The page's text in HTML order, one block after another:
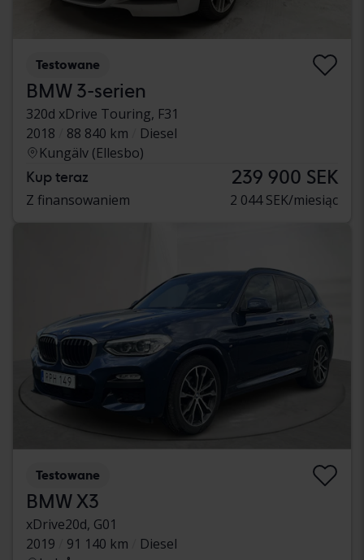
Testowane
BMW 3-serien
320d xDrive Touring, F31
2018
88 840 km
Diesel
Kungälv (Ellesbo)
Kup teraz 239 900 SEK
Z finansowaniem 2 044 SEK/miesiąc
Testowane
BMW X3
xDrive20d, G01
2019
91 140 km
Diesel